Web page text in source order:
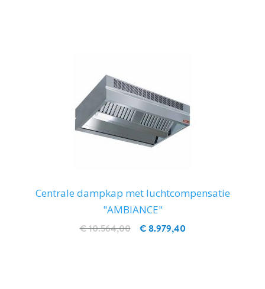
Centrale dampkap met luchtcompensatie
"AMBIANCE"
€ 8.979,40
€ 10.564,00